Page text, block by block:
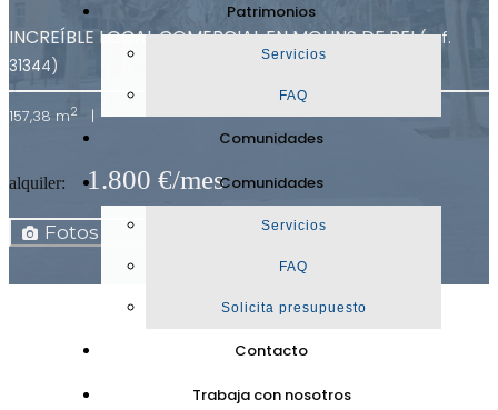
Patrimonios
Servicios
FAQ
Comunidades
Comunidades
Servicios
FAQ
Solicita presupuesto
Contacto
Trabaja con nosotros
INCREÍBLE LOCAL COMERCIAL EN MOLINS DE REI(ref.
31344)
157,38 m2 |
alquiler: 1.800 €/mes
Fotos